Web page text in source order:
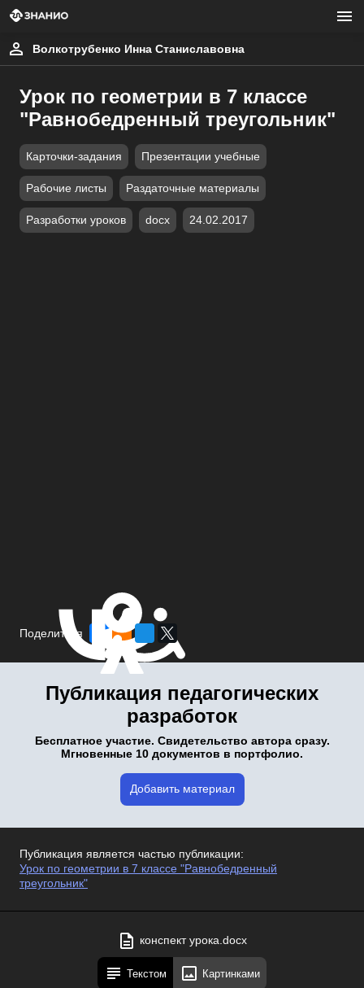
Волкотрубенко Инна Станиславовна
Урок по геометрии в 7 классе
"Равнобедренный треугольник"
Карточки-задания Презентации учебные
Рабочие листы Раздаточные материалы
Разработки уроков docx 24.02.2017
Поделиться
Публикация педагогических
разработок
Бесплатное участие. Свидетельство автора сразу.
Мгновенные 10 документов в портфолио.
Добавить материал
Публикация является частью публикации:
Урок по геометрии в 7 классе "Равнобедренный
треугольник"
конспект урока.docx
Текстом Картинками